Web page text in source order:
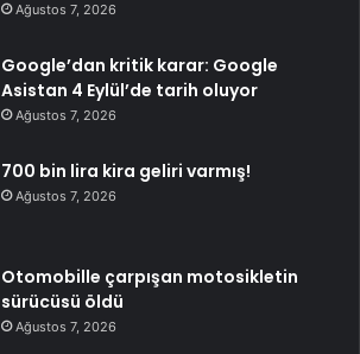
Ağustos 7, 2026
Google’dan kritik karar: Google
Asistan 4 Eylül’de tarih oluyor
Ağustos 7, 2026
700 bin lira kira geliri varmış!
Ağustos 7, 2026
Otomobille çarpışan motosikletin
sürücüsü öldü
Ağustos 7, 2026